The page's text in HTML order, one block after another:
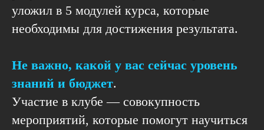
уложил в 5 модулей курса, которые
необходимы для достижения результата.
Не важно, какой у вас сейчас уровень
знаний и бюджет.
Участие в клубе — совокупность
мероприятий, которые помогут научиться